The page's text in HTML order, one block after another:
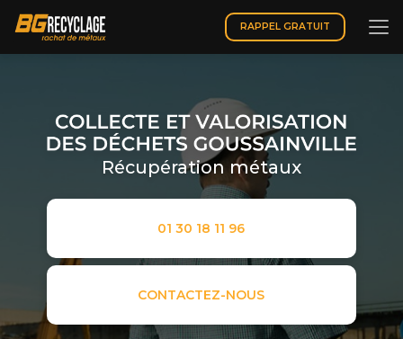
contenu
principal
RAPPEL GRATUIT
Récupération métaux
01 30 18 11 96
CONTACTEZ-NOUS